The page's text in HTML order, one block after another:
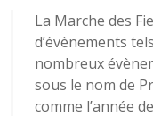
La Marche des
d’évènements
nombreux
sous le nom de
comme l’année